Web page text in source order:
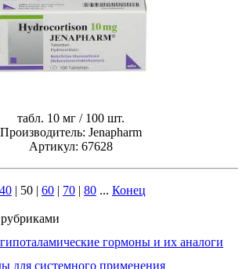
табл. 10 мг / 100 шт.
Производитель: Jenapharm
Артикул: 67628
40 | 50 | 60 | 70 | 80 ... Конец
рубриками
гормоны и их аналоги
для системного применения